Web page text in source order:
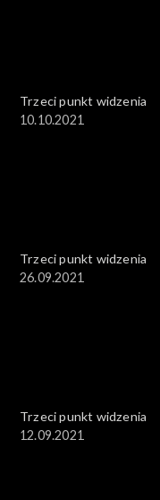
Trzeci punkt widzenia
10.10.2021
Trzeci punkt widzenia
26.09.2021
Trzeci punkt widzenia
12.09.2021